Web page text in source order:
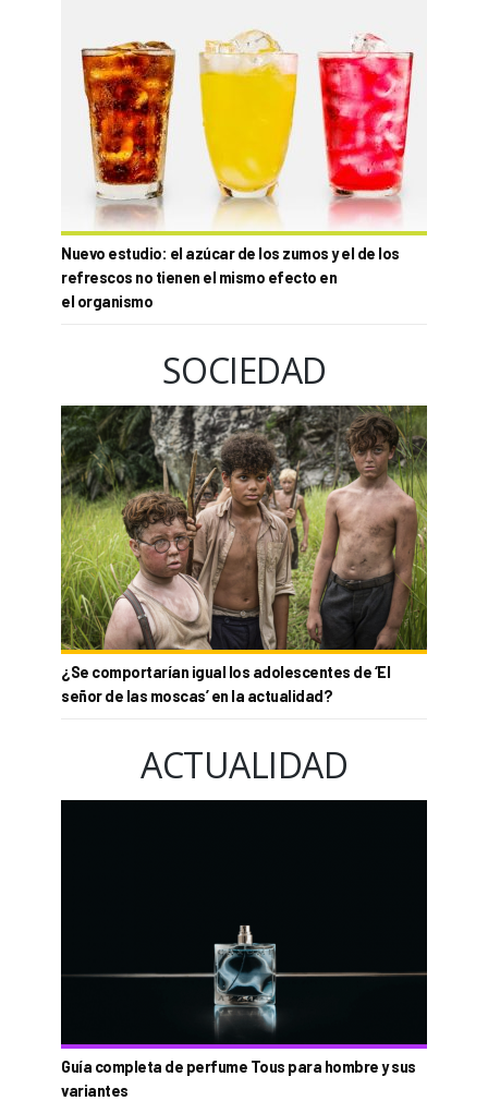
Nuevo estudio: el azúcar de los zumos y el de los
refrescos no tienen el mismo efecto en
el organismo
SOCIEDAD
¿Se comportarían igual los adolescentes de ‘El
señor de las moscas’ en la actualidad?
ACTUALIDAD
Guía completa de perfume Tous para hombre y sus
variantes